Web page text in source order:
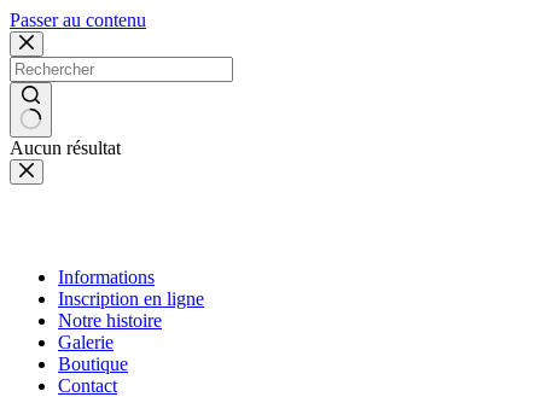
Passer au contenu
Aucun résultat
Informations
Inscription en ligne
Notre histoire
Galerie
Boutique
Contact